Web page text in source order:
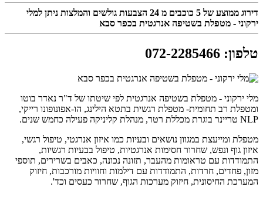
דירוג ממוצע של 5 כוכבים מ 24 הצבעות גולשים והמלצות ניתן למלי
ירקוני - מטפלת בשטיפה אנרגטית בכפר סבא
טלפון:
072-2285466
מלי ירקוני - מטפלת בשטיפה אנרגטית לפי שיטתו של ד"ר נאדר בוטו
ומטפלת רב תחומית- מטפלת רגשית בתטא הילינג, הו-אפונופונו רייקי,
NLP טריינר בוגרת מכללת רטר, מנהלת קליניקה פעילה כחמש שנים.
מטפלת ומייעצת במגוון נושאים ובעיות כמו איזון אנרגטי, טיפול רגשי,
איזון גוף ונפש, שחרור חסימות אנרגטיות, טיפול בבעיות רגשיות,
התמודדות עם טראומות מהעבר, תזונה נכונה, כאבים בשרירים, תוספי
מזון, פחדים, חרדות, התמודדות עם דילמות וחוויות מורכבות, חיזוק
המערכת החיסונית, חיזוק מערכות הגוף, שחרור כעסים וכד'.